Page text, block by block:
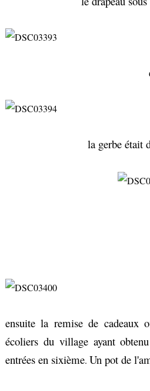
la gerbe était
ensuite la remise de cadeaux
écoliers du village ayant
entrées en sixième. Un pot de